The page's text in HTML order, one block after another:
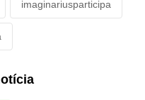
imaginariusparticipa